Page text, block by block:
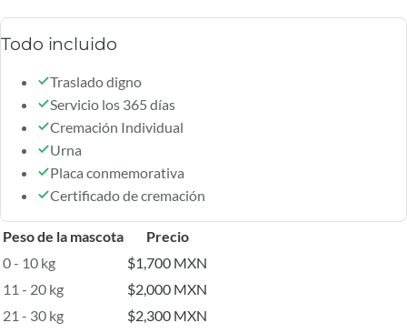
Todo incluido
Traslado digno
Servicio los 365 días
Cremación Individual
Urna
Placa conmemorativa
Certificado de cremación
Peso de la mascota
Precio
0 - 10 kg
$1,700 MXN
11 - 20 kg
$2,000 MXN
21 - 30 kg
$2,300 MXN